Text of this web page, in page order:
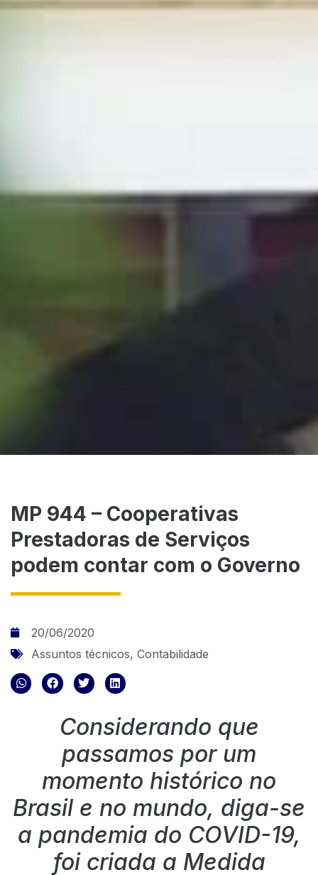
MP 944 – Cooperativas
Prestadoras de Serviços
podem contar com o Governo
20/06/2020
Assuntos técnicos, Contabilidade
Considerando que
passamos por um
momento histórico no
Brasil e no mundo, diga-se
a pandemia do COVID-19,
foi criada a Medida